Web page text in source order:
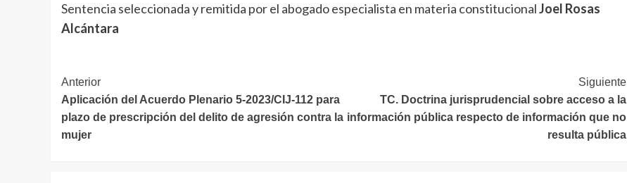
Sentencia seleccionada y remitida por el abogado especialista en materia constitucionalJoel Rosas
Alcántara
Navegación
de
entradas
Anterior
Aplicación del Acuerdo Plenario 5-2023/CIJ-112 para
plazo de prescripción del delito de agresión contra la
mujer
Siguiente
TC. Doctrina jurisprudencial sobre acceso a la
información pública respecto de información que no
resulta pública